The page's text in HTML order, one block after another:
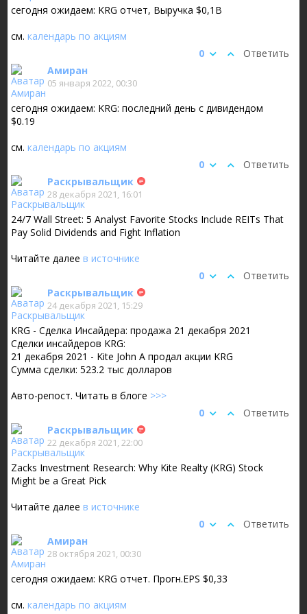
сегодня ожидаем: KRG отчет, Выручка $0,1B
см.календарь по акциям
Ответить
0
Амиран
05 января 2022, 00:30
сегодня ожидаем: KRG: последний день с дивидендом
$0.19
см.календарь по акциям
Ответить
0
Раскрывальщик
28 декабря 2021, 16:01
24/7 Wall Street: 5 Analyst Favorite Stocks Include REITs That
Pay Solid Dividends and Fight Inflation
Читайте далеев источнике
Ответить
0
Раскрывальщик
24 декабря 2021, 15:29
KRG - Сделка Инсайдера: продажа 21 декабря 2021
Сделки инсайдеров KRG:
21 декабря 2021 - Kite John A продал акции KRG
Сумма сделки: 523.2 тыс долларов
Авто-репост. Читать в блоге >>>
Ответить
0
Раскрывальщик
22 декабря 2021, 22:00
Zacks Investment Research: Why Kite Realty (KRG) Stock
Might be a Great Pick
Читайте далеев источнике
Ответить
0
Амиран
28 октября 2021, 00:30
сегодня ожидаем: KRG отчет. Прогн.EPS $0,33
см.календарь по акциям